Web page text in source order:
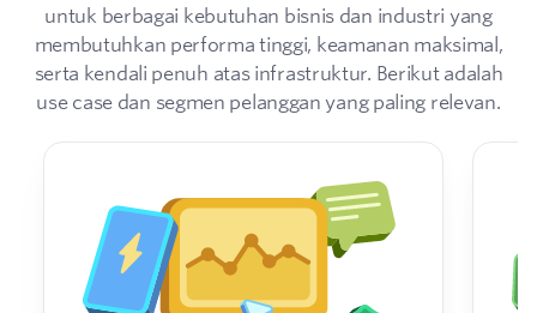
untuk berbagai kebutuhan bisnis dan industri yang
membutuhkan performa tinggi, keamanan maksimal,
serta kendali penuh atas infrastruktur. Berikut adalah
use case dan segmen pelanggan yang paling relevan.